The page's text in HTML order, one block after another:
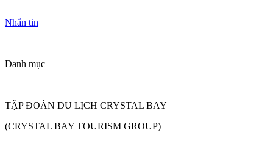
Nhắn tin
Danh mục
TẬP ĐOÀN DU LỊCH CRYSTAL BAY
(CRYSTAL BAY TOURISM GROUP)